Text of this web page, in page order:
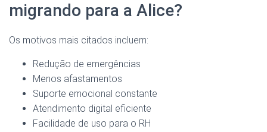
migrando para a Alice?
Os motivos mais citados incluem:
Redução de emergências
Menos afastamentos
Suporte emocional constante
Atendimento digital eficiente
Facilidade de uso para o RH